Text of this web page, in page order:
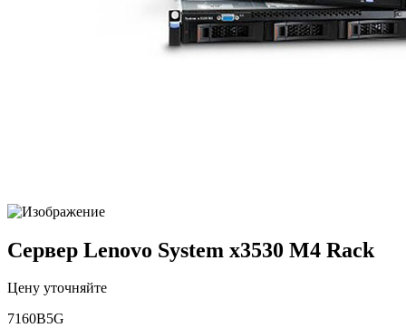
Сервер Lenovo System x3530 M4 Rack
Цену уточняйте
7160B5G